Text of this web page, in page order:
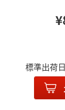
標準出荷